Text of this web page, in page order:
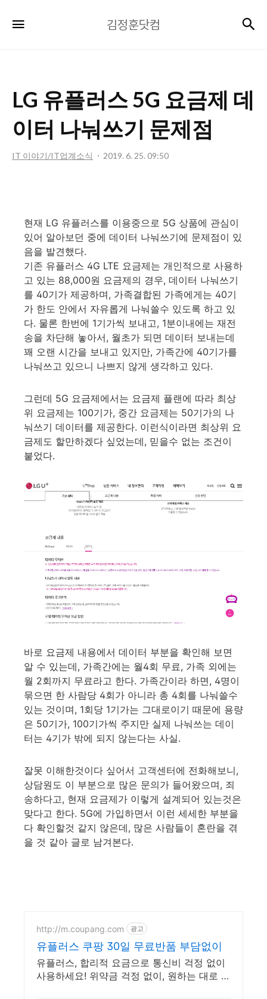
정
김정훈닷컴
LG 유플러스 5G 요금제 데
이터 나눠쓰기 문제점
IT 이야기/IT업계소식 2019. 6. 25. 09:50
현재 LG 유플러스를 이용중으로 5G 상품에 관심이
있어 알아보던 중에 데이터 나눠쓰기에 문제점이 있
음을 발견했다.
기존 유플러스 4G LTE 요금제는 개인적으로 사용하
고 있는 88,000원 요금제의 경우, 데이터 나눠쓰기
를 40기가 제공하며, 가족결합된 가족에게는 40기
가 한도 안에서 자유롭게 나눠쓸수 있도록 하고 있
다. 물론 한번에 1기가씩 보내고, 1분이내에는 재전
송을 차단해 놓아서, 월초가 되면 데이터 보내는데
꽤 오랜 시간을 보내고 있지만, 가족간에 40기가를
나눠쓰고 있으니 나쁘지 않게 생각하고 있다.
그런데 5G 요금제에서는 요금제 플랜에 따라 최상
위 요금제는 100기가, 중간 요금제는 50기가의 나
눠쓰기 데이터를 제공한다. 이런식이라면 최상위 요
금제도 할만하겠다 싶었는데, 믿을수 없는 조건이
붙었다.
바로 요금제 내용에서 데이터 부분을 확인해 보면
알 수 있는데, 가족간에는 월4회 무료, 가족 외에는
월 2회까지 무료라고 한다. 가족간이라 하면, 4명이
묶으면 한 사람당 4회가 아니라 총 4회를 나눠쓸수
있는 것이며, 1회당 1기가는 그대로이기 때문에 용량
은 50기가, 100기가씩 주지만 실제 나눠쓰는 데이
터는 4기가 밖에 되지 않는다는 사실.
잘못 이해한것이다 싶어서 고객센터에 전화해보니,
상담원도 이 부분으로 많은 문의가 들어왔으며, 죄
송하다고, 현재 요금제가 이렇게 설계되어 있는것은
맞다고 한다. 5G에 가입하면서 이런 세세한 부분을
다 확인할것 같지 않은데, 많은 사람들이 혼란을 겪
을 것 같아 글로 남겨본다.
http://m.coupang.com 광고
유플러스 쿠팡 30일 무료반품 부담없이
유플러스, 합리적 요금으로 통신비 걱정 없이
사용하세요! 위약금 걱정 없이, 원하는 대로 바